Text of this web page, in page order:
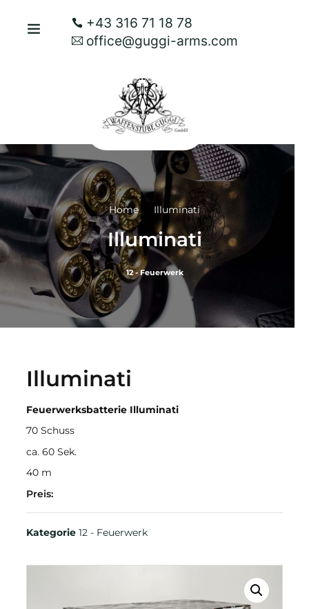
+43 316 71 18 78
office@guggi-arms.com
Home Illuminati
Illuminati
12 - Feuerwerk
Illuminati
Feuerwerksbatterie Illuminati
70 Schuss
ca. 60 Sek.
40 m
Preis:
Kategorie12 - Feuerwerk